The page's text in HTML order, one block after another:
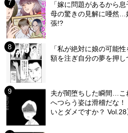
「嫁に問題があるから
母の驚きの見解に唖然…
張!?
「私が絶対に娘の可能
額を注ぎ自分の夢を押
夫が闇堕ちした瞬間…こ
へつらう姿は滑稽だな
いとダメですか？ Vol.28